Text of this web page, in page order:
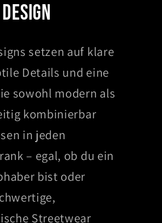
setzen auf klare
Details und eine
sowohl modern als
kombinierbar
in jeden
– egal, ob du ein
bist oder
Streetwear